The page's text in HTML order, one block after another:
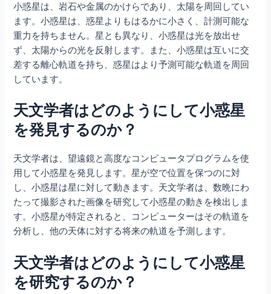
小惑星は、岩石や金属のかけらであり、太陽を周回してい
ます。小惑星は、惑星よりもはるかに小さく、計測可能な
重力を持ちません。星とも異なり、小惑星は光を放出せ
ず、太陽からの光を反射します。また、小惑星は互いに交
差する離心軌道を持ち、惑星はより予測可能な軌道を周回
しています。
天文学者はどのようにして小惑星
を発見するのか？
天文学者は、望遠鏡と高度なコンピュータプログラムを使
用して小惑星を発見します。星が空で位置を保つのに対
し、小惑星は星に対して動きます。天文学者は、数晩にわ
たって撮影された画像を研究して小惑星の動きを検出しま
す。小惑星が特定されると、コンピューターはその軌道を
分析し、他の天体に対する将来の軌道を予測します。
天文学者はどのようにして小惑星
を研究するのか？